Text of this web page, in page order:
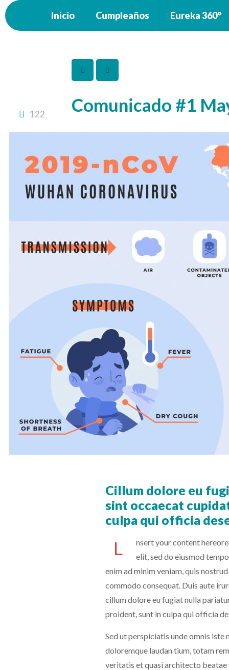
Inicio Cumpleaños Eureka 360°
122 Comunicado #1
Cillum dolore eu
sint occaecat
culpa qui officia
L
nsert your content
elit, sed do eiusmod
enim ad minim veniam, quis
commodo consequat. Duis aute
cillum dolore eu fugiat nulla
proident, sunt in culpa qui officia
Sed ut perspiciatis unde omnis
doloremque laudan tium, totam
veritatis et quasi architecto